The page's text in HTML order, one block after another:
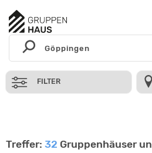
FILTER
Treffer: 32 Gruppenhäuser